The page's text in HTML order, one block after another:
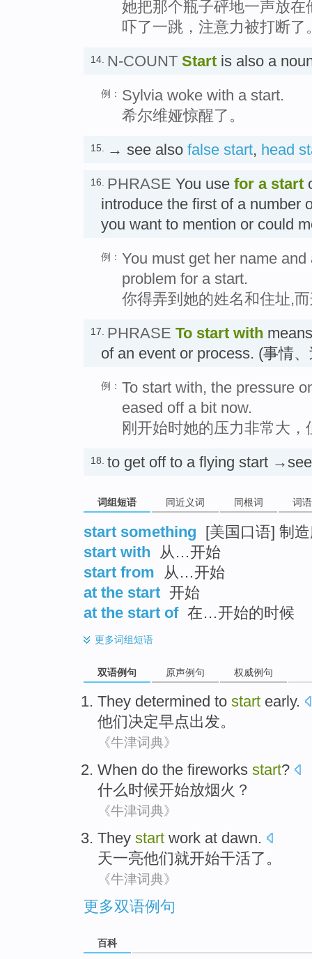
她把那个瓶子砰地一声放
吓了一跳，注意力被打断了
14. N-COUNT Start is also a
例： Sylvia woke with a start.
希尔维娅惊醒了。
15. → see also false start, head
16. PHRASE You use for a start
introduce the first of a number
you want to mention or could
例： You must get her name
problem for a start.
你得弄到她的姓名和住址,
17. PHRASE To start with
of an event or process. (事情
例： To start with, the pressure
eased off a bit now.
刚开始时她的压力非常大
18. to get off to a flying start
词组短语 同近义词 同根词 词
start something [美国口语] 制
start with
从…开始
start from
从…开始
at the start 开始
at the start of 在…开始的时候
更多词组短语
双语例句 原声例句 权威例句
They determined to start early.
他们决定早点出发。
《牛津词典》
When do the fireworks start?
什么时候开始放烟火？
《牛津词典》
They start work at dawn.
天一亮他们就开始干活了。
《牛津词典》
更多双语例句
百科